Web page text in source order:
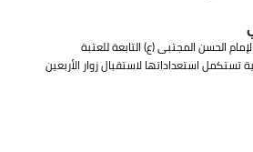
الحسن المجتبى (ع) التابعة للعتبة
تستكمل استعداداتها لاستقبال زوار الأربعين